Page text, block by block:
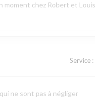
moment chez Robert et
Service:
ne sont pas à négliger